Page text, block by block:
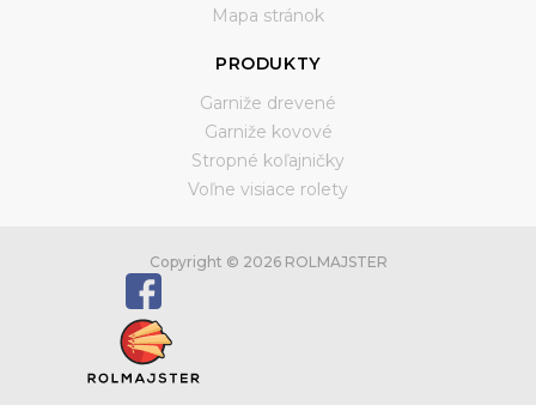
Mapa stránok
PRODUKTY
Garniže drevené
Garniže kovové
Stropné koľajničky
Voľne visiace rolety
Copyright © 2026 ROLMAJSTER